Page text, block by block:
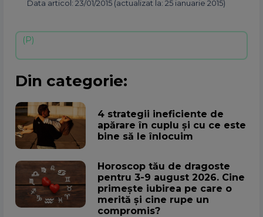
Data articol: 23/01/2015 (actualizat la: 25 ianuarie 2015)
Din categorie:
4 strategii ineficiente de
apărare în cuplu și cu ce este
bine să le înlocuim
Horoscop tău de dragoste
pentru 3-9 august 2026. Cine
primește iubirea pe care o
merită și cine rupe un
compromis?